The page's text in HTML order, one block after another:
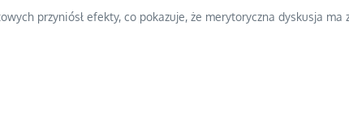
przyniósł efekty, co pokazuje, że merytoryczna dyskusja ma